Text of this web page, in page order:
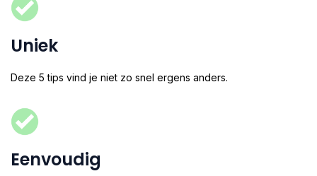
Uniek
Deze 5 tips vind je niet zo snel ergens anders.​
Eenvoudig